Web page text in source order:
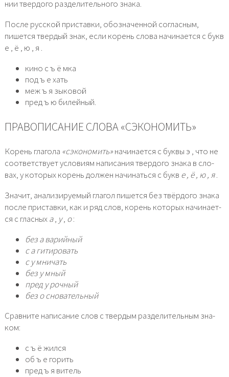
нии твер­до­го раз­де­ли­тель­но­го зна­ка.
После рус­ской при­став­ки, обо­зна­чен­ной соглас­ным,
пишет­ся твер­дый знак, если корень сло­ва начи­на­ет­ся с букв
е , ё , ю , я .
кино с ъ ё мка
под ъ е хать
меж ъ я зыко­вой
пред ъ ю билей­ный.
ПРАВОПИСАНИЕ СЛОВА «СЭКОНОМИТЬ»
Корень гла­го­ла «сэко­но­мить»начи­на­ет­ся с бук­вы э , что не
соот­вет­ству­ет усло­ви­ям напи­са­ния твер­до­го зна­ка в сло­
вах, у кото­рых корень дол­жен начи­нать­ся с букв е , ё , ю , я.
Значит, ана­ли­зи­ру­е­мый гла­гол пишет­ся без твёр­до­го зна­ка
после при­став­ки, как и ряд слов, корень кото­рых начи­на­ет­
ся с глас­ныха, у, о:
без а варий­ный
с а гити­ро­вать
с у мни­чать
без у мный
пред у роч­ный
без о сно­ва­тель­ный
Сравните напи­са­ние слов с твер­дым раз­де­ли­тель­ным зна­
ком:
с ъ ё жил­ся
об ъ е горить
пред ъ я витель